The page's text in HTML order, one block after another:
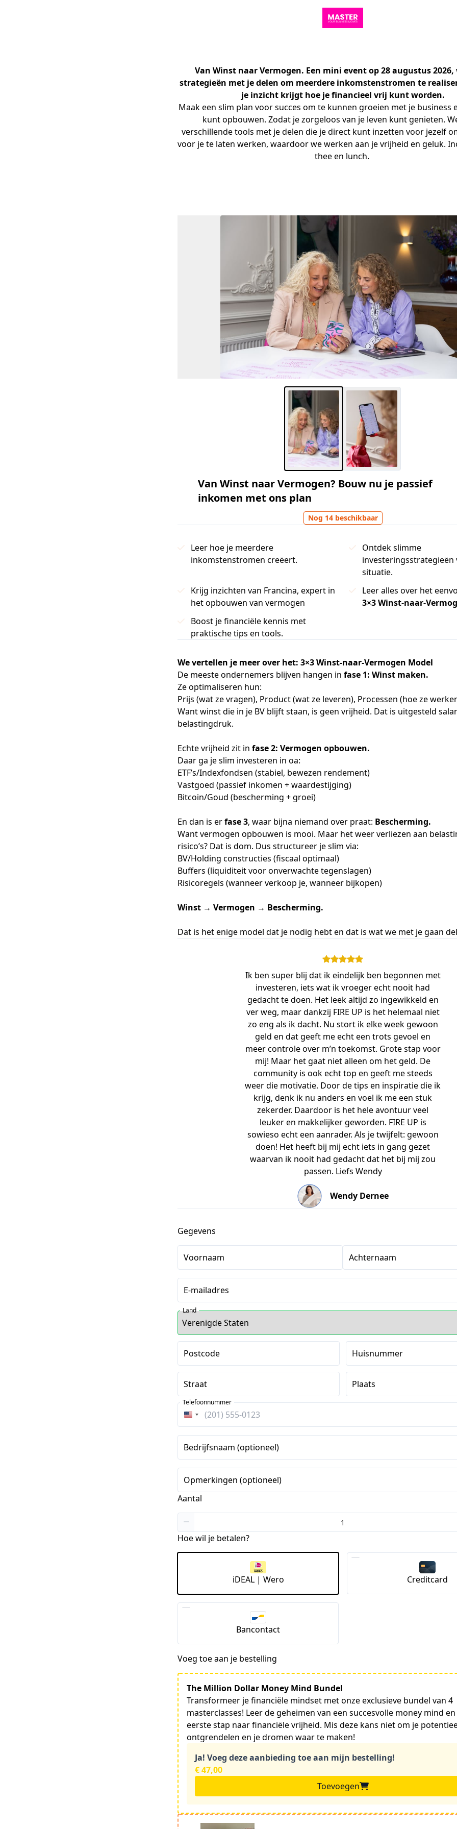
Van Winst naar Vermogen. Een mini event op 28 augustus
strategieën met je delen om meerdere inkomstenstromen te
je inzicht krijgt hoe je financieel vrij kunt worden.
Maak een slim plan voor succes om te kunnen groeien met je business
kunt opbouwen. Zodat je zorgeloos van je leven kunt genieten.
verschillende tools met je delen die je direct kunt inzetten voor jezelf
voor je te laten werken, waardoor we werken aan je vrijheid en geluk.
thee en lunch.
Van Winst naar Vermogen? Bouw nu je passief
inkomen met ons plan
Nog 14 beschikbaar
Leer hoe je meerdere
inkomstenstromen creëert.
Ontdek slimme
investeringsstrategieën
situatie.
Krijg inzichten van Francina, expert in
het opbouwen van vermogen
Leer alles over het
3×3 Winst-naar-
Boost je financiële kennis met
praktische tips en tools.
We vertellen je meer over het: 3×3 Winst-naar-Vermogen Model
De meeste ondernemers blijven hangen in fase 1: Winst maken.
Ze optimaliseren hun:
Prijs (wat ze vragen), Product (wat ze leveren), Processen (hoe ze
Want winst die in je BV blijft staan, is geen vrijheid. Dat is uitgesteld
belastingdruk.
Echte vrijheid zit in fase 2: Vermogen opbouwen.
Daar ga je slim investeren in oa:
ETF’s/Indexfondsen (stabiel, bewezen rendement)
Vastgoed (passief inkomen + waardestijging)
Bitcoin/Goud (bescherming + groei)
En dan is erfase 3, waar bijna niemand over praat: Bescherming.
Want vermogen opbouwen is mooi. Maar het weer verliezen aan
risico’s? Dat is dom. Dus structureer je slim via:
BV/Holding constructies (fiscaal optimaal)
Buffers (liquiditeit voor onverwachte tegenslagen)
Risicoregels (wanneer verkoop je, wanneer bijkopen)
Winst → Vermogen → Bescherming.
Dat is het enige model dat je nodig hebt en dat is wat we met je gaan
Ik ben super blij dat ik eindelijk ben begonnen met
investeren, iets wat ik vroeger echt nooit had
gedacht te doen. Het leek altijd zo ingewikkeld en
ver weg, maar dankzij FIRE UP is het helemaal niet
zo eng als ik dacht. Nu stort ik elke week gewoon
geld en dat geeft me echt een trots gevoel en
meer controle over m’n toekomst. Grote stap voor
mij! Maar het gaat niet alleen om het geld. De
community is ook echt top en geeft me steeds
weer die motivatie. Door de tips en inspiratie die ik
krijg, denk ik nu anders en voel ik me een stuk
zekerder. Daardoor is het hele avontuur veel
leuker en makkelijker geworden. FIRE UP is
sowieso echt een aanrader. Als je twijfelt: gewoon
doen! Het heeft bij mij echt iets in gang gezet
waarvan ik nooit had gedacht dat het bij mij zou
passen. Liefs Wendy
Wendy Dernee
Gegevens
Voornaam Achternaam
E-mailadres
Land
Postcode Huisnummer
Straat Plaats
Verenigde
Staten
+1
Telefoonnummer
Bedrijfsnaam (optioneel)
Opmerkingen (optioneel)
Aantal
Hoe wil je betalen?
iDEAL | Wero Creditcard
Bancontact
Voeg toe aan je bestelling
The Million Dollar Money Mind Bundel
Transformeer je financiële mindset met onze exclusieve bundel van 4
masterclasses! Leer de geheimen van een succesvolle money mind
eerste stap naar financiële vrijheid. Mis deze kans niet om je
ontgrendelen en je dromen waar te maken!
Ja! Voeg deze aanbieding toe aan mijn bestelling!
€ 47,00
Toevoegen